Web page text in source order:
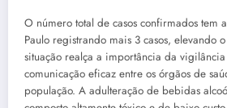
O número total de casos confirmados tem
Paulo registrando mais 3 casos, elevando
situação realça a importância da
comunicação eficaz entre os órgãos de
população. A adulteração de bebidas